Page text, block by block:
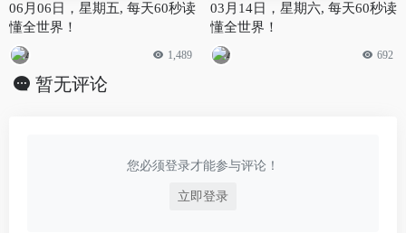
06月06日，星期五, 每天60秒读
懂全世界！
1,489
03月14日，星期六, 每天60秒读
懂全世界！
692
暂无评论
您必须登录才能参与评论！
立即登录